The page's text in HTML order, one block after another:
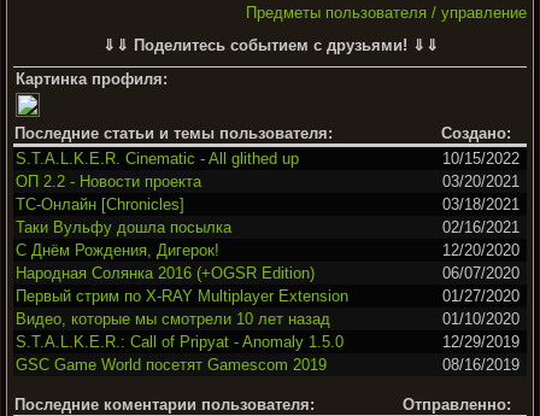
Предметы пользователя / управление
⇓⇓ Поделитесь событием с друзьями! ⇓⇓
Картинка профиля:
Последние статьи и темы пользователя:
Создано:
S.T.A.L.K.E.R. Cinematic - All glithed up
10/15/2022
ОП 2.2 - Новости проекта
03/20/2021
ТС-Онлайн [Chronicles]
03/18/2021
Таки Вульфу дошла посылка
02/16/2021
С Днём Рождения, Дигерок!
12/20/2020
Народная Солянка 2016 (+OGSR Edition)
06/07/2020
Первый стрим по X-RAY Multiplayer Extension
01/27/2020
Видео, которые мы смотрели 10 лет назад
01/10/2020
S.T.A.L.K.E.R.: Call of Pripyat - Anomaly 1.5.0
12/29/2019
GSC Game World посетят Gamescom 2019
08/16/2019
Последние коментарии пользователя:
Отправленно: